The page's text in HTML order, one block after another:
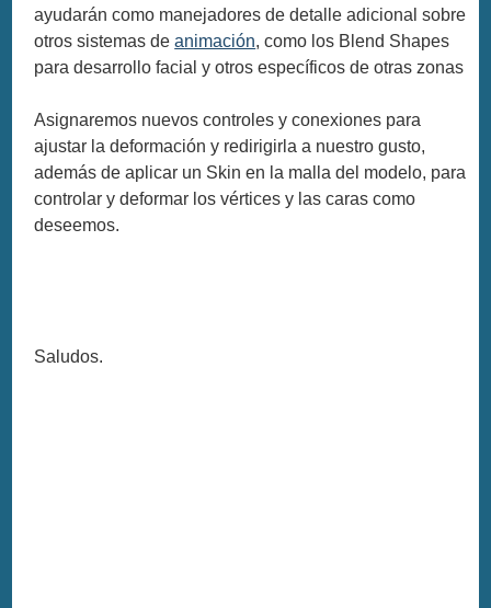
ayudarán como manejadores de detalle adicional sobre
otros sistemas deanimación, como los Blend Shapes
para desarrollo facial y otros específicos de otras zonas
Asignaremos nuevos controles y conexiones para
ajustar la deformación y redirigirla a nuestro gusto,
además de aplicar un Skin en la malla del modelo, para
controlar y deformar los vértices y las caras como
deseemos.
Saludos.